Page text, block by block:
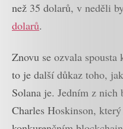
než 35 dolarů, v neděli
dolarů.
Znovu se ozvala
to je další důkaz toho,
Solana je. Jedním z nich
Charles Hoskinson,